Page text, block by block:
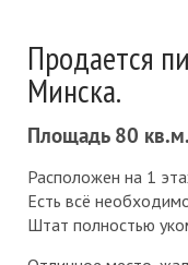
Продается
Минска.
Площадь 80
Расположен на 1
Есть всё
Штат полностью